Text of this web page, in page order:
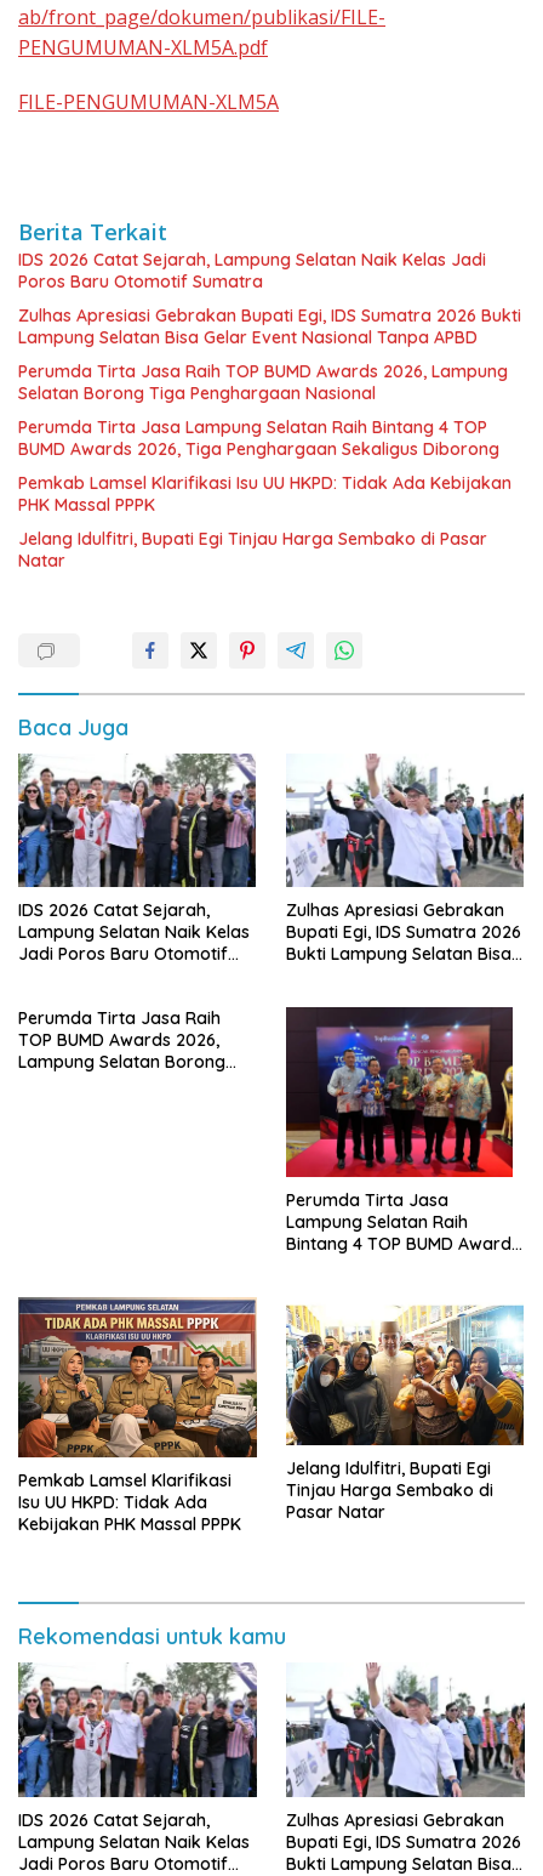
ab/front_page/dokumen/publikasi/FILE-
PENGUMUMAN-XLM5A.pdf
FILE-PENGUMUMAN-XLM5A
Berita Terkait
IDS 2026 Catat Sejarah, Lampung Selatan Naik Kelas Jadi
Poros Baru Otomotif Sumatra
Zulhas Apresiasi Gebrakan Bupati Egi, IDS Sumatra 2026 Bukti
Lampung Selatan Bisa Gelar Event Nasional Tanpa APBD
Perumda Tirta Jasa Raih TOP BUMD Awards 2026, Lampung
Selatan Borong Tiga Penghargaan Nasional
Perumda Tirta Jasa Lampung Selatan Raih Bintang 4 TOP
BUMD Awards 2026, Tiga Penghargaan Sekaligus Diborong
Pemkab Lamsel Klarifikasi Isu UU HKPD: Tidak Ada Kebijakan
PHK Massal PPPK
Jelang Idulfitri, Bupati Egi Tinjau Harga Sembako di Pasar
Natar
Baca Juga
IDS 2026 Catat Sejarah,
Lampung Selatan Naik Kelas
Jadi Poros Baru Otomotif
Zulhas Apresiasi Gebrakan
Bupati Egi, IDS Sumatra 2026
Bukti Lampung Selatan Bisa
Perumda Tirta Jasa Raih
TOP BUMD Awards 2026,
Lampung Selatan Borong
Perumda Tirta Jasa
Lampung Selatan Raih
Bintang 4 TOP BUMD Awards
Pemkab Lamsel Klarifikasi
Isu UU HKPD: Tidak Ada
Kebijakan PHK Massal PPPK
Jelang Idulfitri, Bupati Egi
Tinjau Harga Sembako di
Pasar Natar
Rekomendasi untuk kamu
IDS 2026 Catat Sejarah,
Lampung Selatan Naik Kelas
Jadi Poros Baru Otomotif
Zulhas Apresiasi Gebrakan
Bupati Egi, IDS Sumatra 2026
Bukti Lampung Selatan Bisa